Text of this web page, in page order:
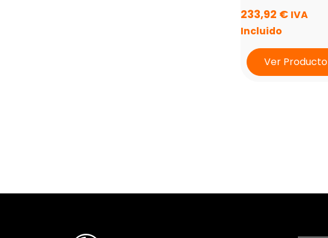
233,92 € IVA
Incluido
Ver Producto